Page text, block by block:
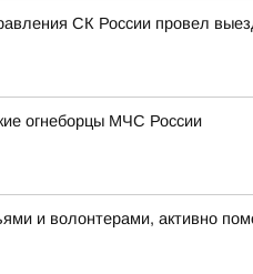
СК России провел
огнеборцы МЧС России
и волонтерами, активно